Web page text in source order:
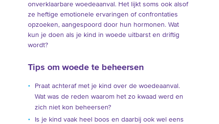
onverklaarbare woedeaanval. Het lijkt soms ook alsof
ze heftige emotionele ervaringen of confrontaties
opzoeken, aangespoord door hun hormonen. Wat
kun je doen als je kind in woede uitbarst en driftig
wordt?
Tips om woede te beheersen
Praat achteraf met je kind over de woedeaanval.
Wat was de reden waarom het zo kwaad werd en
zich niet kon beheersen?
Is je kind vaak heel boos en daarbij ook wel eens